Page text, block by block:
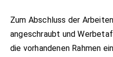
Zum Abschluss der
angeschraubt und
die vorhandenen Rahmen